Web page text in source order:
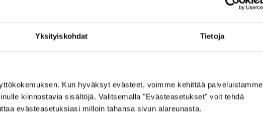
Yksityiskohdat Tietoja
Kun hyväksyt evästeet, voimme kehittää palveluistamme
kiinnostavia sisältöjä. Valitsemalla "Evästeasetukset" voit tehdä
evästeasetuksiasi milloin tahansa sivun alareunasta.